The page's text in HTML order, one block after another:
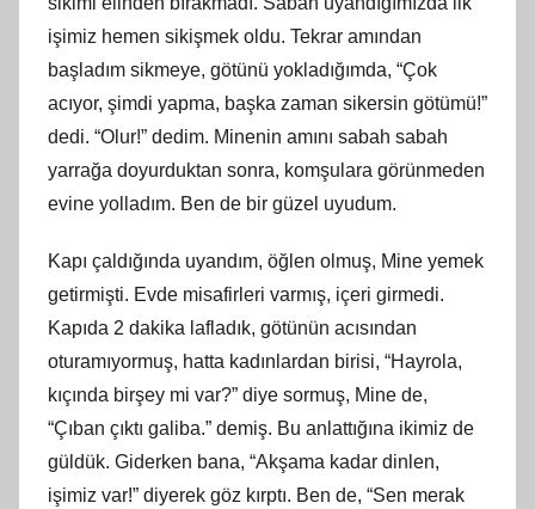
işimiz hemen sikişmek oldu. Tekrar amından
başladım sikmeye, götünü yokladığımda, “Çok
acıyor, şimdi yapma, başka zaman sikersin götümü!”
dedi. “Olur!” dedim. Minenin amını sabah sabah
yarrağa doyurduktan sonra, komşulara görünmeden
evine yolladım. Ben de bir güzel uyudum.
Kapı çaldığında uyandım, öğlen olmuş, Mine yemek
getirmişti. Evde misafirleri varmış, içeri girmedi.
Kapıda 2 dakika lafladık, götünün acısından
oturamıyormuş, hatta kadınlardan birisi, “Hayrola,
kıçında birşey mi var?” diye sormuş, Mine de,
“Çıban çıktı galiba.” demiş. Bu anlattığına ikimiz de
güldük. Giderken bana, “Akşama kadar dinlen,
işimiz var!” diyerek göz kırptı. Ben de, “Sen merak